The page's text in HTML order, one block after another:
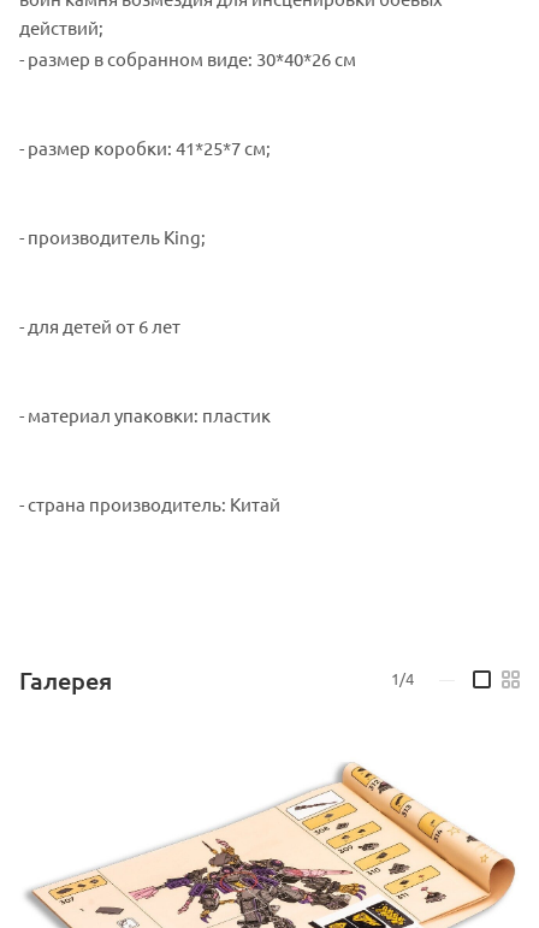
действий;
- размер в собранном виде: 30*40*26 см
- размер коробки: 41*25*7 см;
- производитель King;
- для детей от 6 лет
- материал упаковки: пластик
- страна производитель: Китай
Галерея 1/4